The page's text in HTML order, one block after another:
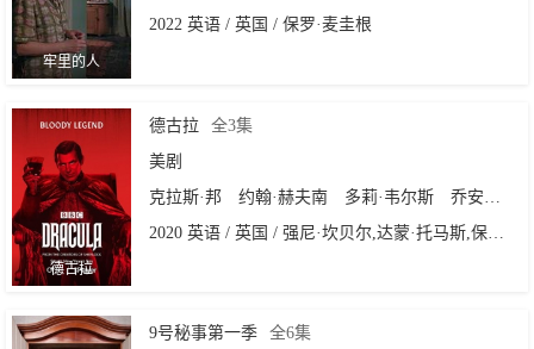
牢里的人
2022 英语 / 英国 / 保罗·麦圭根
德古拉
德古拉
全3集
美剧
克拉斯·邦
约翰·赫夫南 多莉·韦尔斯
乔安娜·斯坎伦
2020 英语 / 英国 / 强尼·坎贝尔,达蒙·托马斯,保罗·麦圭根
9号秘事第一季
全6集